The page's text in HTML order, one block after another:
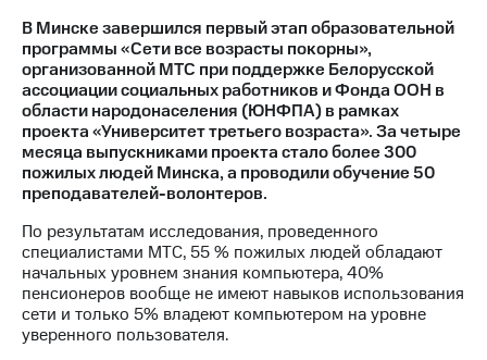
Медиа-центр
Пресс-
релизы
МТС
о технологиях
Достижения
Финансовая
отчетность
Контакты
В Минске завершился первый этап образовательной
программы «Сети все возрасты покорны»,
организованной МТС при поддержке Белорусской
ассоциации социальных работников и Фонда ООН в
области народонаселения (ЮНФПА) в рамках
проекта «Университет третьего возраста». За четыре
месяца выпускниками проекта стало более 300
пожилых людей Минска, а проводили обучение 50
преподавателей-волонтеров.
По результатам исследования, проведенного
специалистами МТС, 55 % пожилых людей обладают
начальных уровнем знания компьютера, 40%
пенсионеров вообще не имеют навыков использования
сети и только 5% владеют компьютером на уровне
уверенного пользователя.